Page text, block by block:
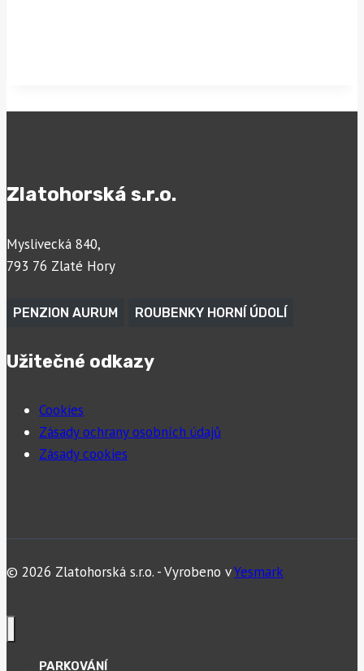
Zlatohorská s.r.o.
Myslivecká 840,
793 76 Zlaté Hory
PENZION AURUM ROUBENKY HORNÍ ÚDOLÍ
Užitečné odkazy
Cookies
Zásady ochrany osobních údajů
Zásady cookies
© 2026 Zlatohorská s.r.o. - Vyrobeno vYesmark
PARKOVÁNÍ